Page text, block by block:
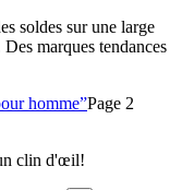
soldes sur une large
marques tendances
homme”Page 2
clin d'œil!